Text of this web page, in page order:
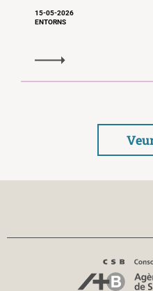
15-05-2026
ENTORNS